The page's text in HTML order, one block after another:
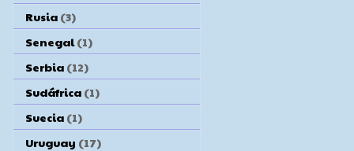
Rusia (3)
Senegal (1)
Serbia (12)
Sudáfrica (1)
Suecia (1)
Uruguay (17)